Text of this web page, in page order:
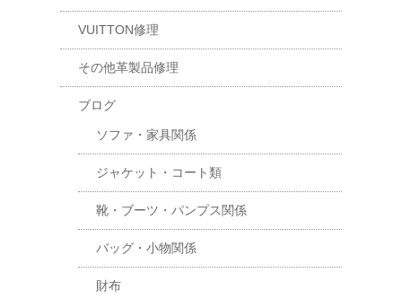
VUITTON修理
その他革製品修理
ブログ
ソファ・家具関係
ジャケット・コート類
靴・ブーツ・パンプス関係
バッグ・小物関係
財布